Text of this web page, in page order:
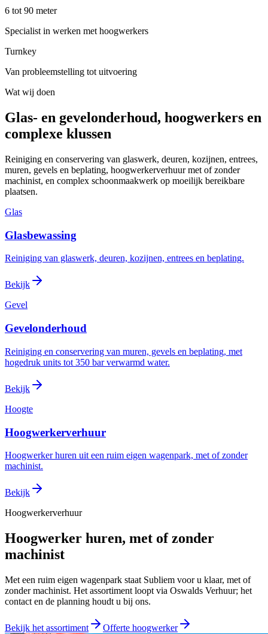
6 tot 90 meter
Specialist in werken met hoogwerkers
Turnkey
Van probleemstelling tot uitvoering
Wat wij doen
Glas- en gevelonderhoud, hoogwerkers en
complexe klussen
Reiniging en conservering van glaswerk, deuren, kozijnen, entrees,
muren, gevels en beplating, hoogwerkerverhuur met of zonder
machinist, en complex schoonmaakwerk op moeilijk bereikbare
plaatsen.
Glas
Glasbewassing
Reiniging van glaswerk, deuren, kozijnen, entrees en beplating.
Bekijk
Gevel
Gevelonderhoud
Reiniging en conservering van muren, gevels en beplating, met
hogedruk units tot 350 bar verwarmd water.
Bekijk
Hoogte
Hoogwerkerverhuur
Hoogwerker huren uit een ruim eigen wagenpark, met of zonder
machinist.
Bekijk
Hoogwerkerverhuur
Hoogwerker huren, met of zonder
machinist
Met een ruim eigen wagenpark staat Subliem voor u klaar, met of
zonder machinist. Het assortiment loopt via Oswalds Verhuur; het
contact en de planning houdt u bij ons.
Bekijk het assortiment Offerte hoogwerker